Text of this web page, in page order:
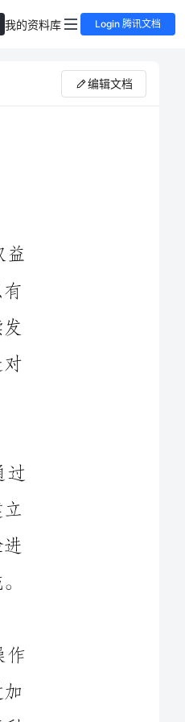
我的资料库 Login 腾讯文档
编辑文档